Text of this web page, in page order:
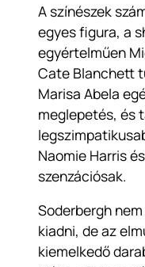
A színészek
egyes figura, a
egyértelműen
Cate Blanchett
Marisa Abela
meglepetés, és
Naomie Harris
szenzációsak.
Soderbergh
kiadni, de az
kiemelkedő